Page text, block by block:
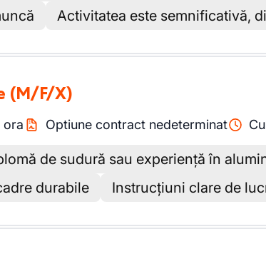
Activitatea este semnificativă,
(M/F/X)
ora Optiune contract nedeterminat
de sudură sau experiență în
durabile
Instrucțiuni clare de